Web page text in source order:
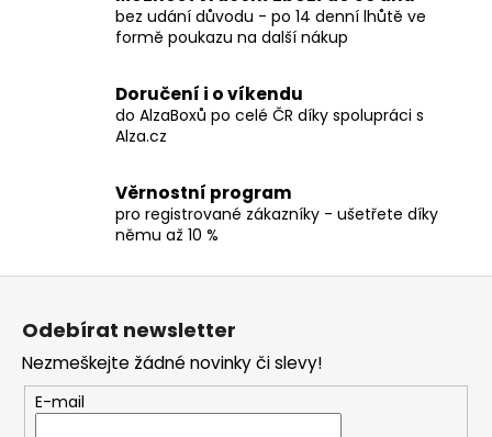
á
d
c
í
v
k
ý
s
u
bez udání důvodu - po 14 denní lhůtě ve
formě poukazu na další nákup
Doručení i o víkendu
do AlzaBoxů po celé ČR díky spolupráci s
Alza.cz
Věrnostní program
pro registrované zákazníky - ušetřete díky
němu až 10 %
Z
Odebírat newsletter
Nezmeškejte žádné novinky či slevy!
E-mail